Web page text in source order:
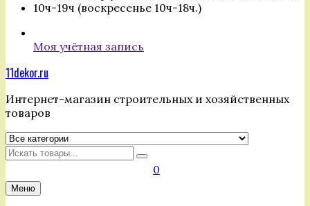
10ч-19ч (воскресенье 10ч-18ч.)
Моя учётная запись
11dekor.ru
Интернет-магазин строительных и хозяйственных
товаров
Искать
0
Меню